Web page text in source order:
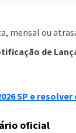
mensal ou
de
SP e
oficial